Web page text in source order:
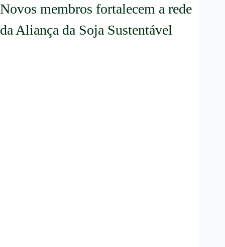
Novos membros fortalecem a rede
da Aliança da Soja Sustentável